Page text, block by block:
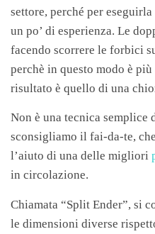
settore, perché per
un po’ di esperienza. Le
facendo scorrere le forbici
perchè in questo modo è
risultato è quello di una
Non è una tecnica semplice
sconsigliamo il fai-da-te,
l’aiuto di una delle migliori
in circolazione.
Chiamata “Split Ender”, si
le dimensioni diverse